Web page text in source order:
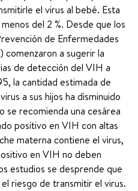
el virus al bebé. Esta
del 2 %. Desde que los
de Enfermedades
comenzaron a sugerir la
de detección del VIH a
la cantidad estimada de
a sus hijos ha disminuido
se recomienda una cesárea
positivo en VIH con altas
materna contiene el virus,
en VIH no deben
estudios se desprende que
riesgo de transmitir el virus.